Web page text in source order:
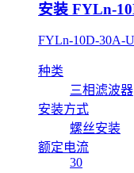
安装 FYLn-
FYLn-10D-30A-U
种类
三相滤波器
安装方式
螺丝安装
额定电流
30